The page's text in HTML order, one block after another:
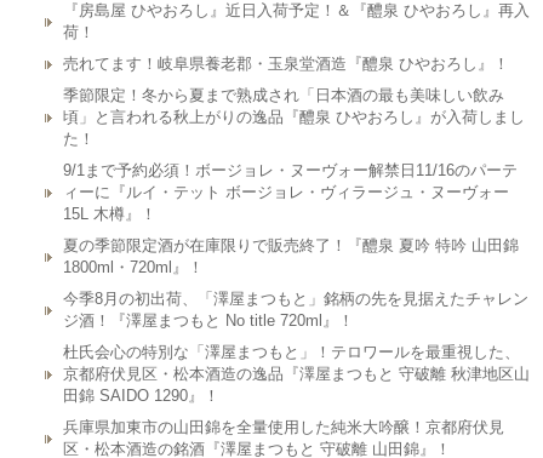
『房島屋 ひやおろし』近日入荷予定！＆『醴泉 ひやおろし』再入
荷！
売れてます！岐阜県養老郡・玉泉堂酒造『醴泉 ひやおろし』！
季節限定！冬から夏まで熟成され「日本酒の最も美味しい飲み
頃」と言われる秋上がりの逸品『醴泉 ひやおろし』が入荷しまし
た！
9/1まで予約必須！ボージョレ・ヌーヴォー解禁日11/16のパーテ
ィーに『ルイ・テット ボージョレ・ヴィラージュ・ヌーヴォー
15L 木樽』！
夏の季節限定酒が在庫限りで販売終了！『醴泉 夏吟 特吟 山田錦
1800ml・720ml』！
今季8月の初出荷、「澤屋まつもと」銘柄の先を見据えたチャレン
ジ酒！『澤屋まつもと No title 720ml』！
杜氏会心の特別な「澤屋まつもと」！テロワールを最重視した、
京都府伏見区・松本酒造の逸品『澤屋まつもと 守破離 秋津地区山
田錦 SAIDO 1290』！
兵庫県加東市の山田錦を全量使用した純米大吟醸！京都府伏見
区・松本酒造の銘酒『澤屋まつもと 守破離 山田錦』！